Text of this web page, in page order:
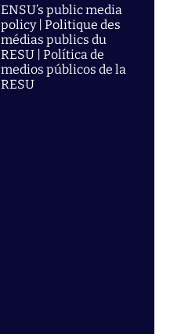
ENSU’s public media
policy | Politique des
médias publics du
RESU | Política de
medios públicos de la
RESU